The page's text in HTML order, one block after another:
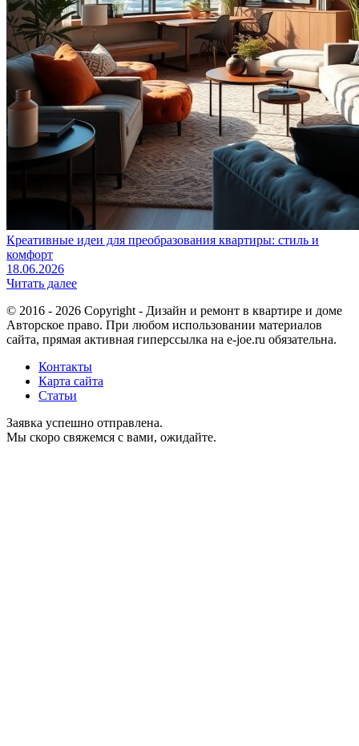
Креативные идеи для преобразования квартиры: стиль и
комфорт
18.06.2026
Читать далее
© 2016 - 2026 Copyright - Дизайн и ремонт в квартире и доме
Авторское право. При любом использовании материалов
сайта, прямая активная гиперссылка на e-joe.ru обязательна.
Контакты
Карта сайта
Статьи
Заявка успешно отправлена.
Мы скоро свяжемся с вами, ожидайте.